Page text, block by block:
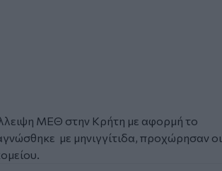
ΜΕΘ στην Κρήτη με αφορμή το
με μηνιγγίτιδα, προχώρησαν οι
.